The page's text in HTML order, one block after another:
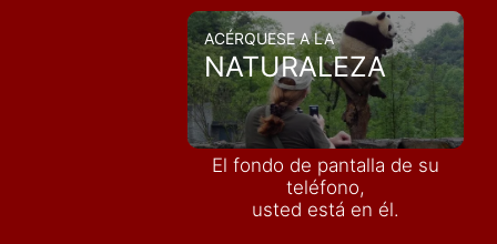
ACÉRQUESE A LA
NATURALEZA
El fondo de pantalla de su
teléfono,
usted está en él.